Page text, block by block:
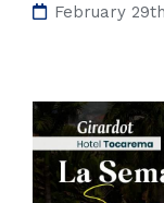
February